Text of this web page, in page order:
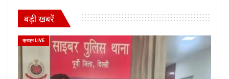
बड़ी खबरें
क्राइम LIVE